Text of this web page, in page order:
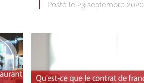
Posté le 23 septembre 2020